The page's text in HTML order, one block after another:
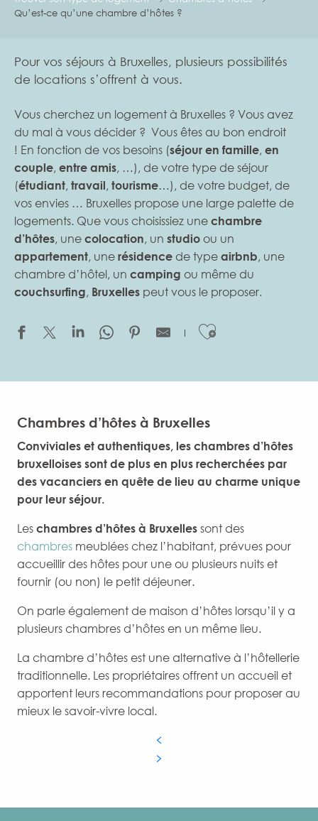
Qu’est-ce qu’une chambre d’hôtes ?
Pour vos séjours à Bruxelles, plusieurs possibilités
de locations s’offrent à vous.
Vous cherchez un logement à Bruxelles ? Vous avez
du mal à vous décider ? Vous êtes au bon endroit
! En fonction de vos besoins (séjour en famille, en
couple, entre amis, …), de votre type de séjour
(étudiant, travail, tourisme…), de votre budget, de
vos envies … Bruxelles propose une large palette de
logements. Que vous choisissiez une chambre
d’hôtes, une colocation, un studio ou un
appartement, une résidence de type airbnb, une
chambre d’hôtel, un camping ou même du
couchsurfing, Bruxelles peut vous le proposer.
Ajouter
Chambres d’hôtes à Bruxelles
Conviviales et authentiques, les chambres d’hôtes
bruxelloises sont de plus en plus recherchées par
des vacanciers en quête de lieu au charme unique
pour leur séjour.
Les chambres d’hôtes à Bruxelles sont des
chambres meublées chez l’habitant, prévues pour
accueillir des hôtes pour une ou plusieurs nuits et
fournir (ou non) le petit déjeuner.
On parle également de maison d’hôtes lorsqu’il y a
plusieurs chambres d’hôtes en un même lieu.
La chambre d’hôtes est une alternative à l’hôtellerie
traditionnelle. Les propriétaires offrent un accueil et
apportent leurs recommandations pour proposer au
mieux le savoir-vivre local.